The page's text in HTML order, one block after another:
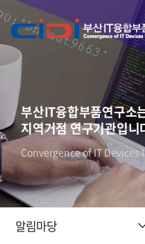
부산IT융합부품연구소
지역거점 연구기관입니
Convergence of IT
알림마당